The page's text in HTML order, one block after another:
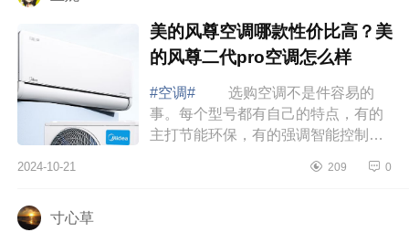
美的风尊空调哪款性价比高？美
的风尊二代pro空调怎么样
#空调#
选购空调不是件容易的
事。每个型号都有自己的特点，有的
主打节能环保，有的强调智能控制，
我们当然希望能买到既实惠又好用的
2024-10-21 209 0
寸心草